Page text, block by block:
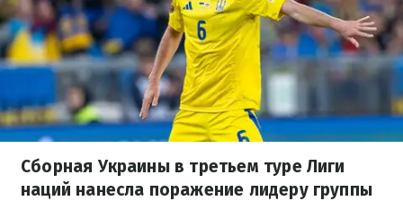
Сборная Украины в третьем туре Лиги
наций нанесла поражение лидеру группы